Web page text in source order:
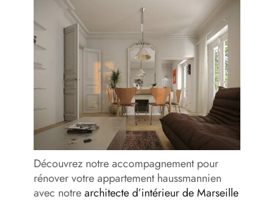
Découvrez notre accompagnement pour
rénover votre appartement haussmannien
avec notrearchitecte d’intérieur de Marseille